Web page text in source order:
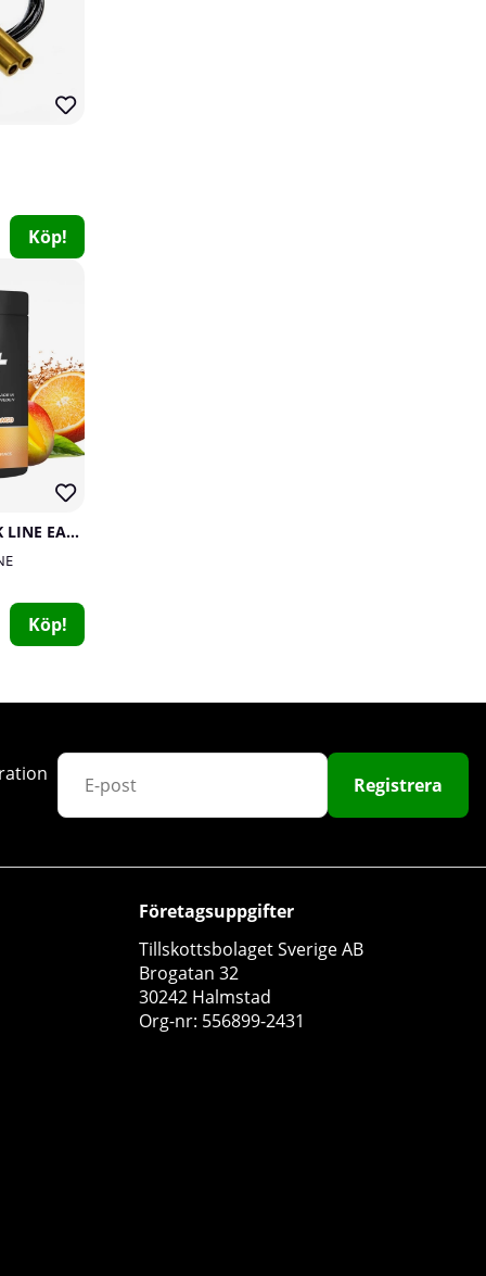
Better Bodies
0
Köp!
SOLID Nutrition BLACK LINE EAA+, 440 g
Köp!
Registrera
Företagsuppgifter
Tillskottsbolaget Sverige AB
Brogatan 32
30242 Halmstad
Org-nr: 556899-2431